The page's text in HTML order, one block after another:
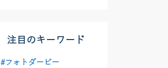
注目のキーワード
#フォトダービー